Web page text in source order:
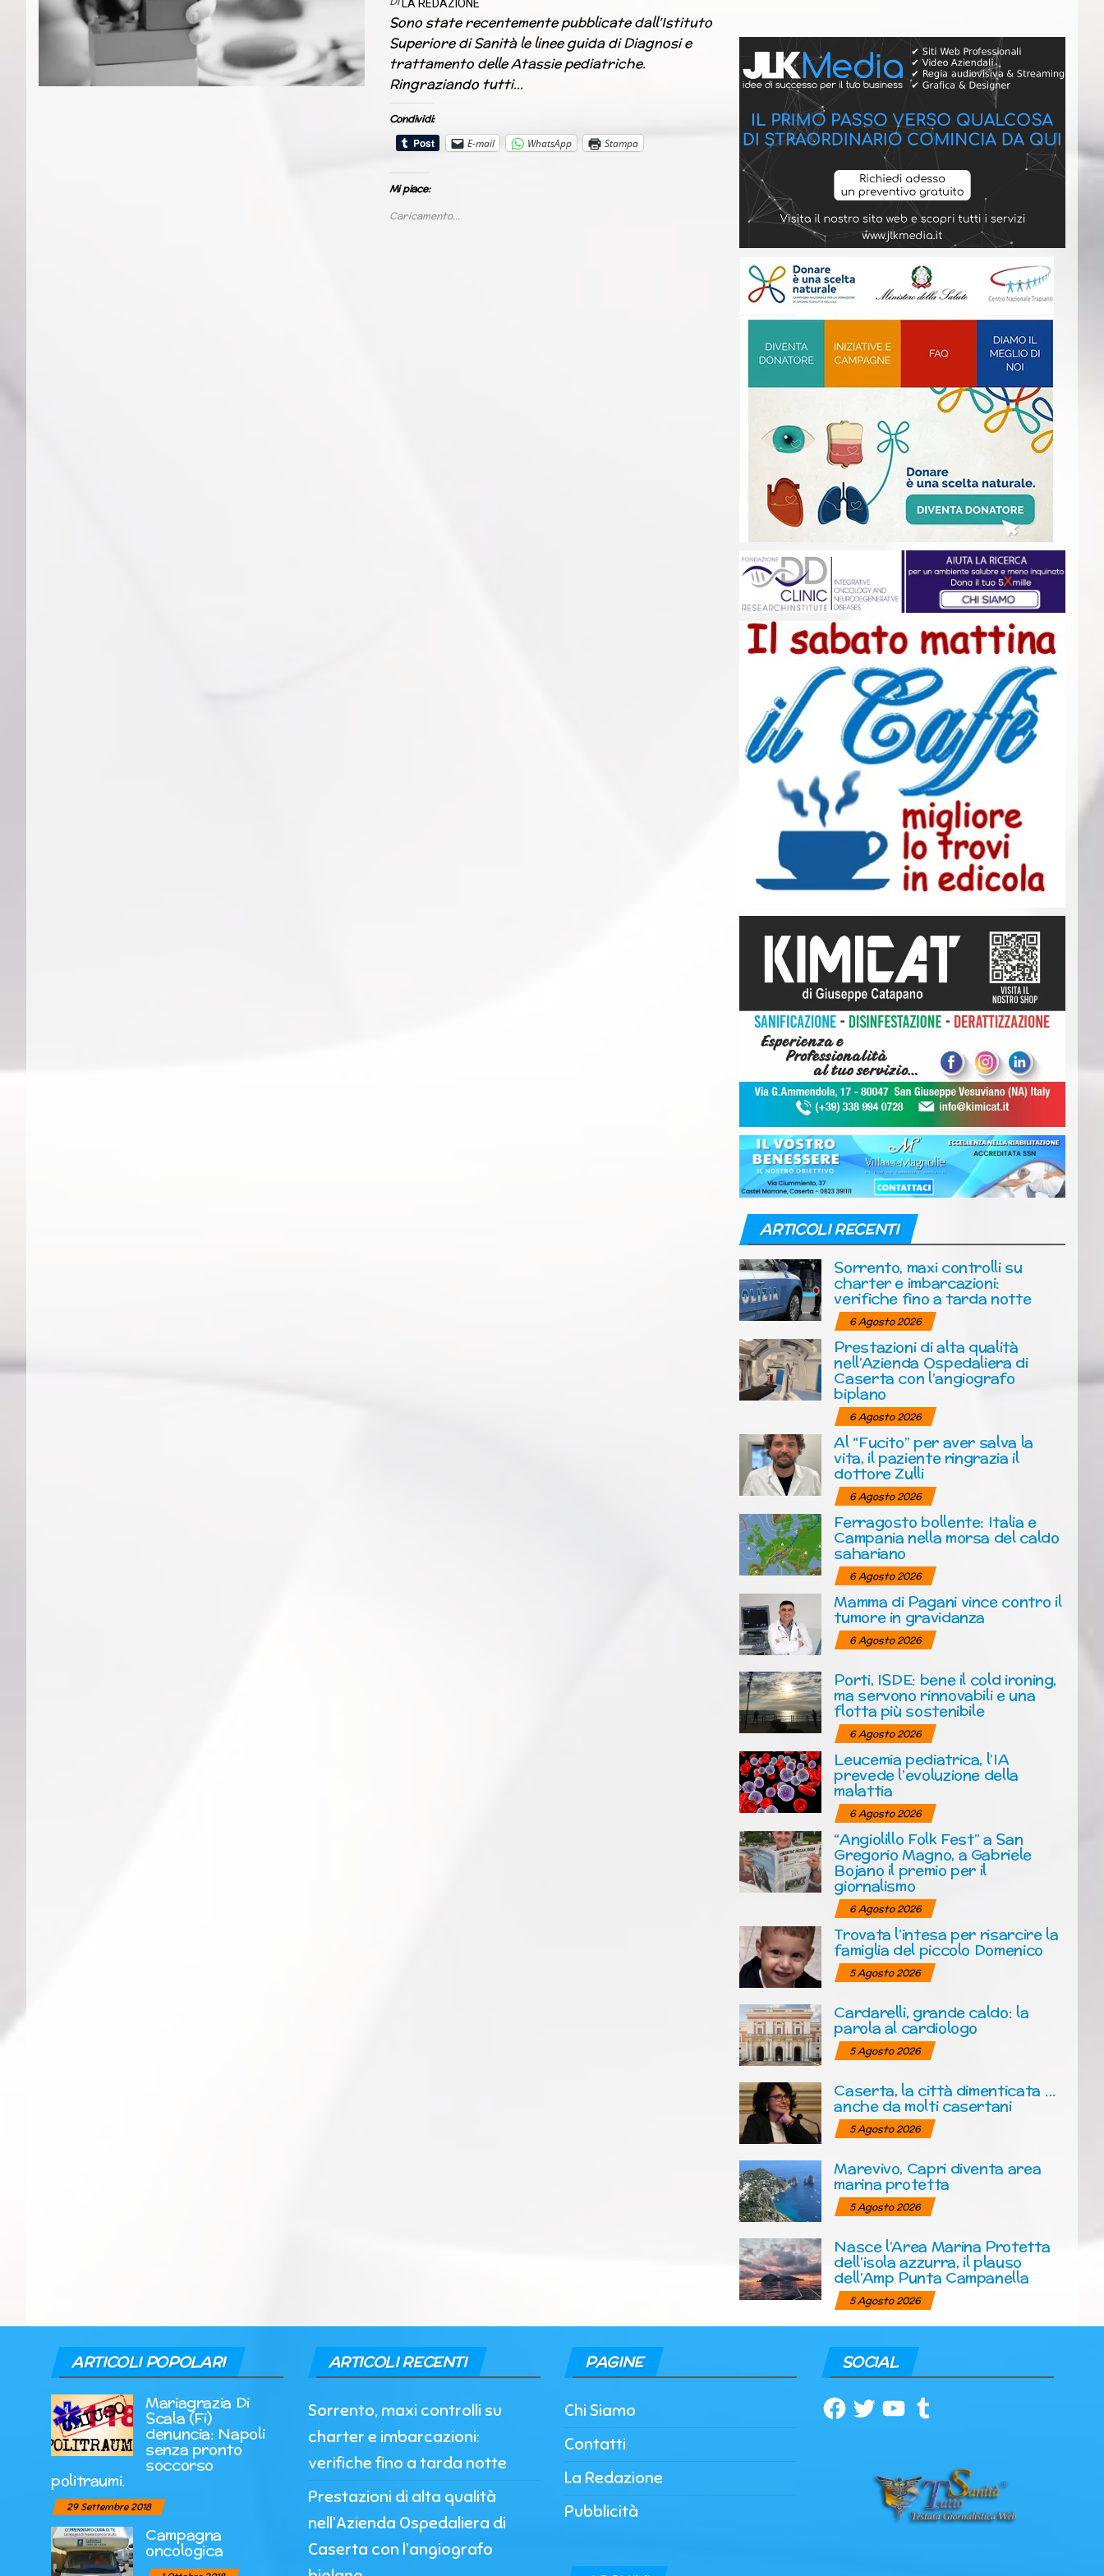
LA REDAZIONE
Sono state recentemente pubblicate dall’Istituto
Superiore di Sanità le linee guida di Diagnosi e
trattamento delle Atassie pediatriche.
Ringraziando tutti…
Condividi:
E-mail
WhatsApp Stampa
Mi piace:
Caricamento...
ARTICOLI RECENTI
Sorrento, maxi controlli su
charter e imbarcazioni:
verifiche fino a tarda notte
6 Agosto 2026
Prestazioni di alta qualità
nell’Azienda Ospedaliera di
Caserta con l’angiografo
biplano
6 Agosto 2026
Al “Fucito” per aver salva la
vita, il paziente ringrazia il
dottore Zulli
6 Agosto 2026
Ferragosto bollente: Italia e
Campania nella morsa del caldo
sahariano
6 Agosto 2026
Mamma di Pagani vince contro il
tumore in gravidanza
6 Agosto 2026
Porti, ISDE: bene il cold ironing,
ma servono rinnovabili e una
flotta più sostenibile
6 Agosto 2026
Leucemia pediatrica, l’IA
prevede l’evoluzione della
malattia
6 Agosto 2026
“Angiolillo Folk Fest” a San
Gregorio Magno, a Gabriele
Bojano il premio per il
giornalismo
6 Agosto 2026
Trovata l’intesa per risarcire la
famiglia del piccolo Domenico
5 Agosto 2026
Cardarelli, grande caldo: la
parola al cardiologo
5 Agosto 2026
Caserta, la città dimenticata …
anche da molti casertani
5 Agosto 2026
Marevivo, Capri diventa area
marina protetta
5 Agosto 2026
Nasce l’Area Marina Protetta
dell’isola azzurra, il plauso
dell’Amp Punta Campanella
5 Agosto 2026
ARTICOLI POPOLARI
Mariagrazia Di
Scala (Fi)
denuncia: Napoli
senza pronto
soccorso
politraumi.
29 Settembre 2018
Campagna
oncologica
ARTICOLI RECENTI
Sorrento, maxi controlli su
charter e imbarcazioni:
verifiche fino a tarda notte
Prestazioni di alta qualità
nell’Azienda Ospedaliera di
Caserta con l’angiografo
PAGINE
Chi Siamo
Contatti
La Redazione
Pubblicità
SOCIAL
Facebook
TwitterYouTubeTumblr